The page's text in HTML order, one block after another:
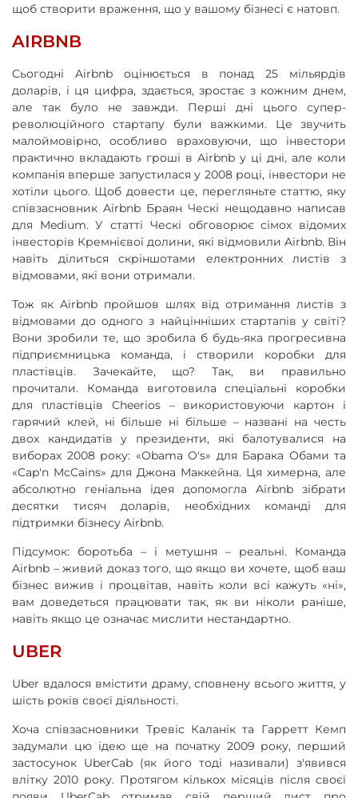
щоб створити враження, що у вашому бізнесі є натовп.
AIRBNB
Сьогодні Airbnb оцінюється в понад 25 мільярдів
доларів, і ця цифра, здається, зростає з кожним днем,
але так було не завжди. Перші дні цього супер-
революційного стартапу були важкими. Це звучить
малоймовірно, особливо враховуючи, що інвестори
практично вкладають гроші в Airbnb у ці дні, але коли
компанія вперше запустилася у 2008 році, інвестори не
хотіли цього. Щоб довести це, перегляньте статтю, яку
співзасновник Airbnb Браян Ческі нещодавно написав
для Medium. У статті Ческі обговорює сімох відомих
інвесторів Кремнієвої долини, які відмовили Airbnb. Він
навіть ділиться скріншотами електронних листів з
відмовами, які вони отримали.
Тож як Airbnb пройшов шлях від отримання листів з
відмовами до одного з найцінніших стартапів у світі?
Вони зробили те, що зробила б будь-яка прогресивна
підприємницька команда, і створили коробки для
пластівців. Зачекайте, що? Так, ви правильно
прочитали. Команда виготовила спеціальні коробки
для пластівців Cheerios – використовуючи картон і
гарячий клей, ні більше ні більше – названі на честь
двох кандидатів у президенти, які балотувалися на
виборах 2008 року: «Obama O's» для Барака Обами та
«Cap'n McCains» для Джона Маккейна. Ця химерна, але
абсолютно геніальна ідея допомогла Airbnb зібрати
десятки тисяч доларів, необхідних команді для
підтримки бізнесу Airbnb.
Підсумок: боротьба – і метушня – реальні. Команда
Airbnb – живий доказ того, що якщо ви хочете, щоб ваш
бізнес вижив і процвітав, навіть коли всі кажуть «ні»,
вам доведеться працювати так, як ви ніколи раніше,
навіть якщо це означає мислити нестандартно.
UBER
Uber вдалося вмістити драму, сповнену всього життя, у
шість років своєї діяльності.
Хоча співзасновники Тревіс Каланік та Гарретт Кемп
задумали цю ідею ще на початку 2009 року, перший
застосунок UberCab (як його тоді називали) з'явився
влітку 2010 року. Протягом кількох місяців після своєї